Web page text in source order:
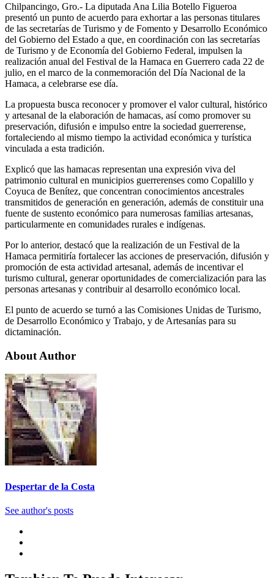
Chilpancingo, Gro.- La diputada Ana Lilia Botello Figueroa
presentó un punto de acuerdo para exhortar a las personas titulares
de las secretarías de Turismo y de Fomento y Desarrollo Económico
del Gobierno del Estado a que, en coordinación con las secretarías
de Turismo y de Economía del Gobierno Federal, impulsen la
realización anual del Festival de la Hamaca en Guerrero cada 22 de
julio, en el marco de la conmemoración del Día Nacional de la
Hamaca, a celebrarse ese día.
La propuesta busca reconocer y promover el valor cultural, histórico
y artesanal de la elaboración de hamacas, así como promover su
preservación, difusión e impulso entre la sociedad guerrerense,
fortaleciendo al mismo tiempo la actividad económica y turística
vinculada a esta tradición.
Explicó que las hamacas representan una expresión viva del
patrimonio cultural en municipios guerrerenses como Copalillo y
Coyuca de Benítez, que concentran conocimientos ancestrales
transmitidos de generación en generación, además de constituir una
fuente de sustento económico para numerosas familias artesanas,
particularmente en comunidades rurales e indígenas.
Por lo anterior, destacó que la realización de un Festival de la
Hamaca permitiría fortalecer las acciones de preservación, difusión y
promoción de esta actividad artesanal, además de incentivar el
turismo cultural, generar oportunidades de comercialización para las
personas artesanas y contribuir al desarrollo económico local.
El punto de acuerdo se turnó a las Comisiones Unidas de Turismo,
de Desarrollo Económico y Trabajo, y de Artesanías para su
dictaminación.
About Author
Despertar de la Costa
See author's posts